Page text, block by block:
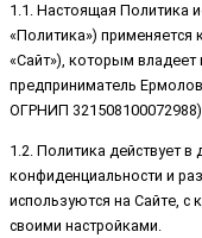
1.1. Настоящая Политика
«Политика») применяется
«Сайт»), которым
предприниматель
ОГРНИП
1.2. Политика действует
конфиденциальности и
используются на Сайте, с
своими настройками.